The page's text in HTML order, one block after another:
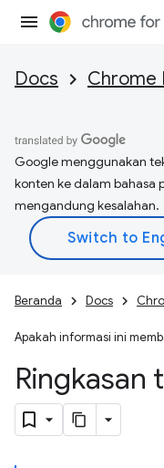
Docs Chrome
Google menggunakan
konten ke dalam bahasa
mengandung kesalahan.
Beranda Docs
Apakah informasi ini
Ringkasan